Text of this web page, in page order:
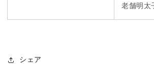
老舗明太
シェア